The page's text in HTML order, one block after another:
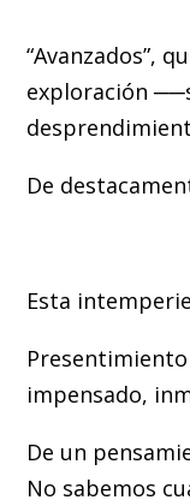
“Avanzados”,
exploración
De
Esta
impensado,
De un
No sabemos